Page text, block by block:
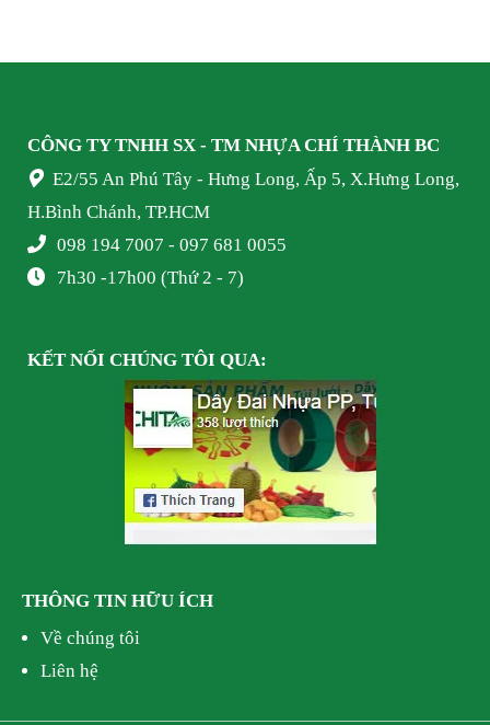
CÔNG TY TNHH SX - TM NHỰACHÍ THÀNH BC
E2/55 An Phú Tây - Hưng Long, Ấp 5, X.Hưng Long,
H.Bình Chánh, TP.HCM
098 194 7007 - 097 681 0055
7h30 -17h00 (Thứ 2 - 7)
KẾT NỐI CHÚNG TÔI QUA:
THÔNG TIN HỮU ÍCH
Về chúng tôi
Liên hệ